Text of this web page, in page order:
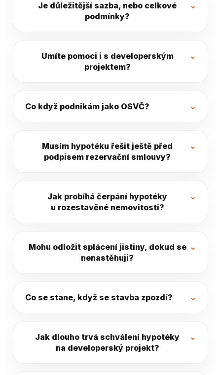
Je důležitější sazba, nebo celkové
podmínky?
Umíte pomoci i s developerským
projektem?
Co když podnikám jako OSVČ?
Musím hypotéku řešit ještě před
podpisem rezervační smlouvy?
Jak probíhá čerpání hypotéky
u rozestavěné nemovitosti?
Mohu odložit splácení jistiny, dokud se
nenastěhuji?
Co se stane, když se stavba zpozdí?
Jak dlouho trvá schválení hypotéky
na developerský projekt?